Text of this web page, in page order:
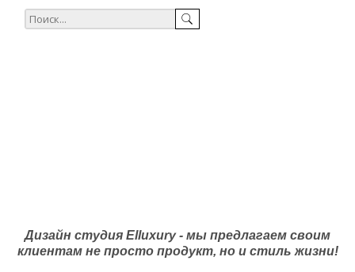
Дизайн студия Elluxury - мы предлагаем своим
клиентам не просто продукт, но и стиль жизни!